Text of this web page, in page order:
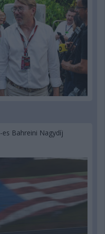
Bahreini Nagydíj